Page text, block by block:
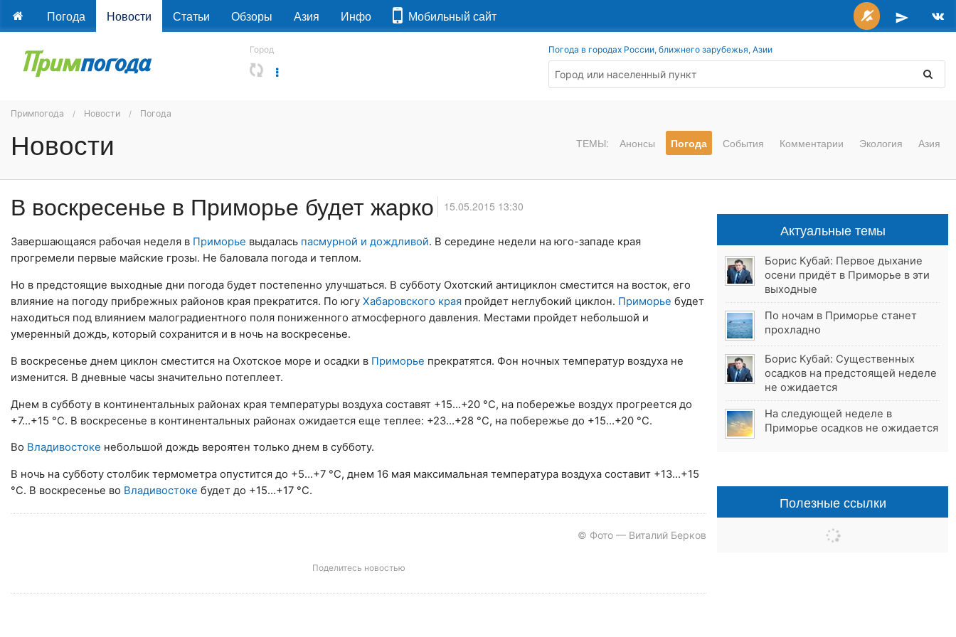
Погода Новости Статьи Обзоры Азия Инфо Мобильный сайт
Город Погода в городах России, ближнего зарубежья, Азии
Примпогода Новости Погода
Новости ТЕМЫ: Анонсы Погода События Комментарии Экология Азия
В воскресенье в Приморье будет жарко 15.05.2015 13:30
Завершающаяся рабочая неделя в Приморье выдалась пасмурной и дождливой. В середине недели на юго-западе края
прогремели первые майские грозы. Не баловала погода и теплом.
Но в предстоящие выходные дни погода будет постепенно улучшаться. В субботу Охотский антициклон сместится на восток, его
влияние на погоду прибрежных районов края прекратится. По югу Хабаровского края пройдет неглубокий циклон. Приморье будет
находиться под влиянием малоградиентного поля пониженного атмосферного давления. Местами пройдет небольшой и
умеренный дождь, который сохранится и в ночь на воскресенье.
В воскресенье днем циклон сместится на Охотское море и осадки в Приморье прекратятся. Фон ночных температур воздуха не
изменится. В дневные часы значительно потеплеет.
Днем в субботу в континентальных районах края температуры воздуха составят +15…+20 °С, на побережье воздух прогреется до
+7…+15 °С. В воскресенье в континентальных районах ожидается еще теплее: +23…+28 °С, на побережье до +15…+20 °С.
Во Владивостоке небольшой дождь вероятен только днем в субботу.
В ночь на субботу столбик термометра опустится до +5…+7 °С, днем 16 мая максимальная температура воздуха составит +13…+15
°С. В воскресенье во Владивостоке будет до +15…+17 °С.
© Фото — Виталий Берков
Поделитесь новостью
Актуальные темы
Борис Кубай: Первое дыхание
осени придёт в Приморье в эти
выходные
По ночам в Приморье станет
прохладно
Борис Кубай: Существенных
осадков на предстоящей неделе
не ожидается
На следующей неделе в
Приморье осадков не ожидается
Полезные ссылки